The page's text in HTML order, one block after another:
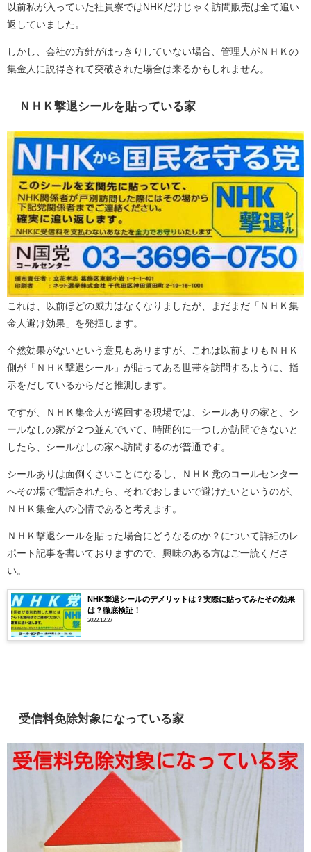
以前私が入っていた社員寮ではNHKだけじゃく訪問販売は全て追い
返していました。
しかし、会社の方針がはっきりしていない場合、管理人がＮＨＫの
集金人に説得されて突破された場合は来るかもしれません。
ＮＨＫ撃退シールを貼っている家
これは、以前ほどの威力はなくなりましたが、まだまだ「ＮＨＫ集
金人避け効果」を発揮します。
全然効果がないという意見もありますが、これは以前よりもＮＨＫ
側が「ＮＨＫ撃退シール」が貼ってある世帯を訪問するように、指
示をだしているからだと推測します。
ですが、ＮＨＫ集金人が巡回する現場では、シールありの家と、シ
ールなしの家が２つ並んでいて、時間的に一つしか訪問できないと
したら、シールなしの家へ訪問するのが普通です。
シールありは面倒くさいことになるし、ＮＨＫ党のコールセンター
へその場で電話されたら、それでおしまいで避けたいというのが、
ＮＨＫ集金人の心情であると考えます。
ＮＨＫ撃退シールを貼った場合にどうなるのか？について詳細のレ
ポート記事を書いておりますので、興味のある方はご一読くださ
い。
NHK撃退シールのデメリットは？実際に貼ってみたその効果
は？徹底検証！
2022.12.27
受信料免除対象になっている家